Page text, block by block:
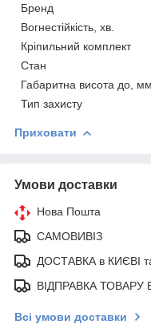
Бренд
Вогнестійкість, хв.
Кріпильний комплект
Стан
Габаритна висота до, мм
Тип захисту
Приховати
Умови доставки
Нова Пошта
САМОВИВІЗ
ДОСТАВКА в КИЄВІ
ВІДПРАВКА ТОВАРУ
Всі умови доставки